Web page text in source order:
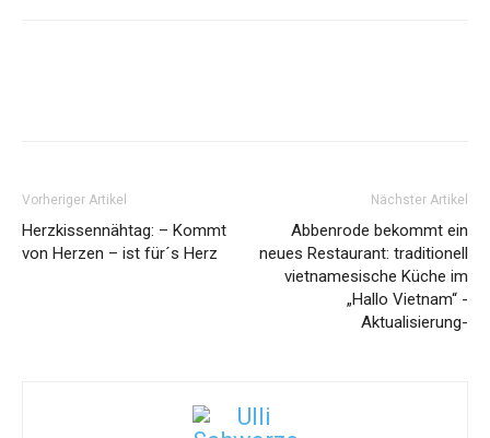
Vorheriger Artikel
Herzkissennähtag: – Kommt
von Herzen – ist für´s Herz
Nächster Artikel
Abbenrode bekommt ein
neues Restaurant: traditionell
vietnamesische Küche im
„Hallo Vietnam“ -
Aktualisierung-